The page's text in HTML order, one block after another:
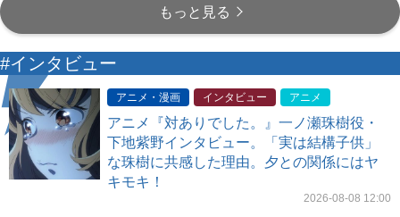
もっと見る
#インタビュー
アニメ・漫画 インタビュー アニメ
アニメ『対ありでした。』一ノ瀬珠樹役・
下地紫野インタビュー。「実は結構子供」
な珠樹に共感した理由。夕との関係にはヤ
キモキ！
2026-08-08 12:00